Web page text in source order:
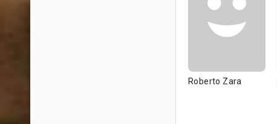
Roberto Zara